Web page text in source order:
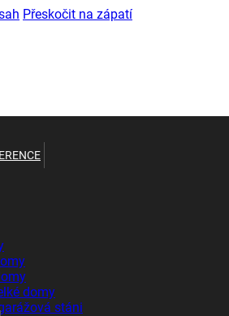
Přeskočit na zápatí
domy
stáni